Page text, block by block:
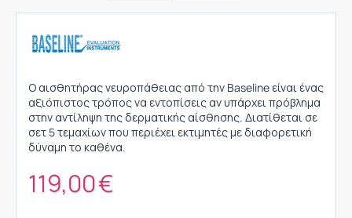
Ο αισθητήρας νευροπάθειας από την Baseline είναι ένας
αξιόπιστος τρόπος να εντοπίσεις αν υπάρχει πρόβλημα
στην αντίληψη της δερματικής αίσθησης. Διατίθεται σε
σετ 5 τεμαχίων που περιέχει εκτιμητές με διαφορετική
δύναμη το καθένα.
119,00€